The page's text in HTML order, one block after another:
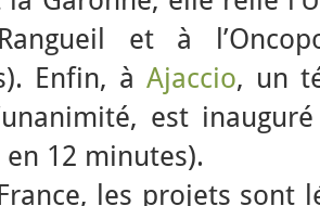
Rangueil et à
Enfin, à Ajaccio, un
est
12 minutes).
les projets sont